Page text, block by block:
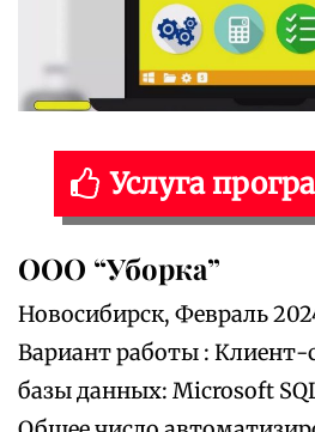
Услуга
ООО “Уборка”
Новосибирск, Февраль
Вариант работы : Клиент-
базы данных: Microsoft